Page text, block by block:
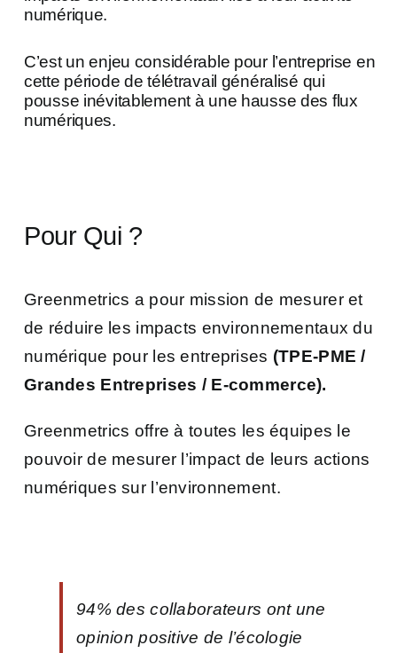
numérique.
C’est un enjeu considérable pour l’entreprise en
cette période de télétravail généralisé qui
pousse inévitablement à une hausse des flux
numériques.
Pour Qui ?
Greenmetrics a pour mission de mesurer et
de réduire les impacts environnementaux du
numérique pour les entreprises (TPE-PME /
Grandes Entreprises / E-commerce).
Greenmetrics offre à toutes les équipes le
pouvoir de mesurer l’impact de leurs actions
numériques sur l’environnement.
94% des collaborateurs ont une
opinion positive de l’écologie